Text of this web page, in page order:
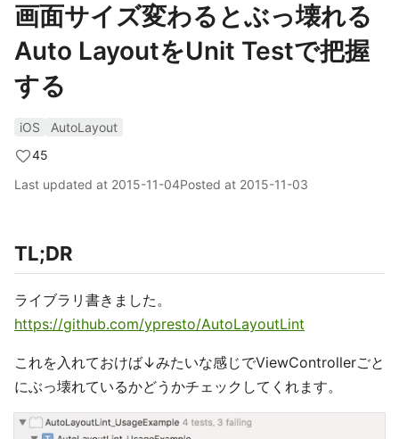
画面サイズ変わるとぶっ壊れる
Auto LayoutをUnit Testで把握
する
iOS
AutoLayout
45
Last updated at 2015-11-04Posted at 2015-11-03
TL;DR
ライブラリ書きました。
https://github.com/ypresto/AutoLayoutLint
これを入れておけば↓みたいな感じでViewControllerごと
にぶっ壊れているかどうかチェックしてくれます。